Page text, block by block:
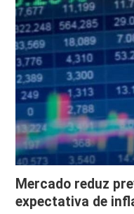
Mercado reduz
expectativa de